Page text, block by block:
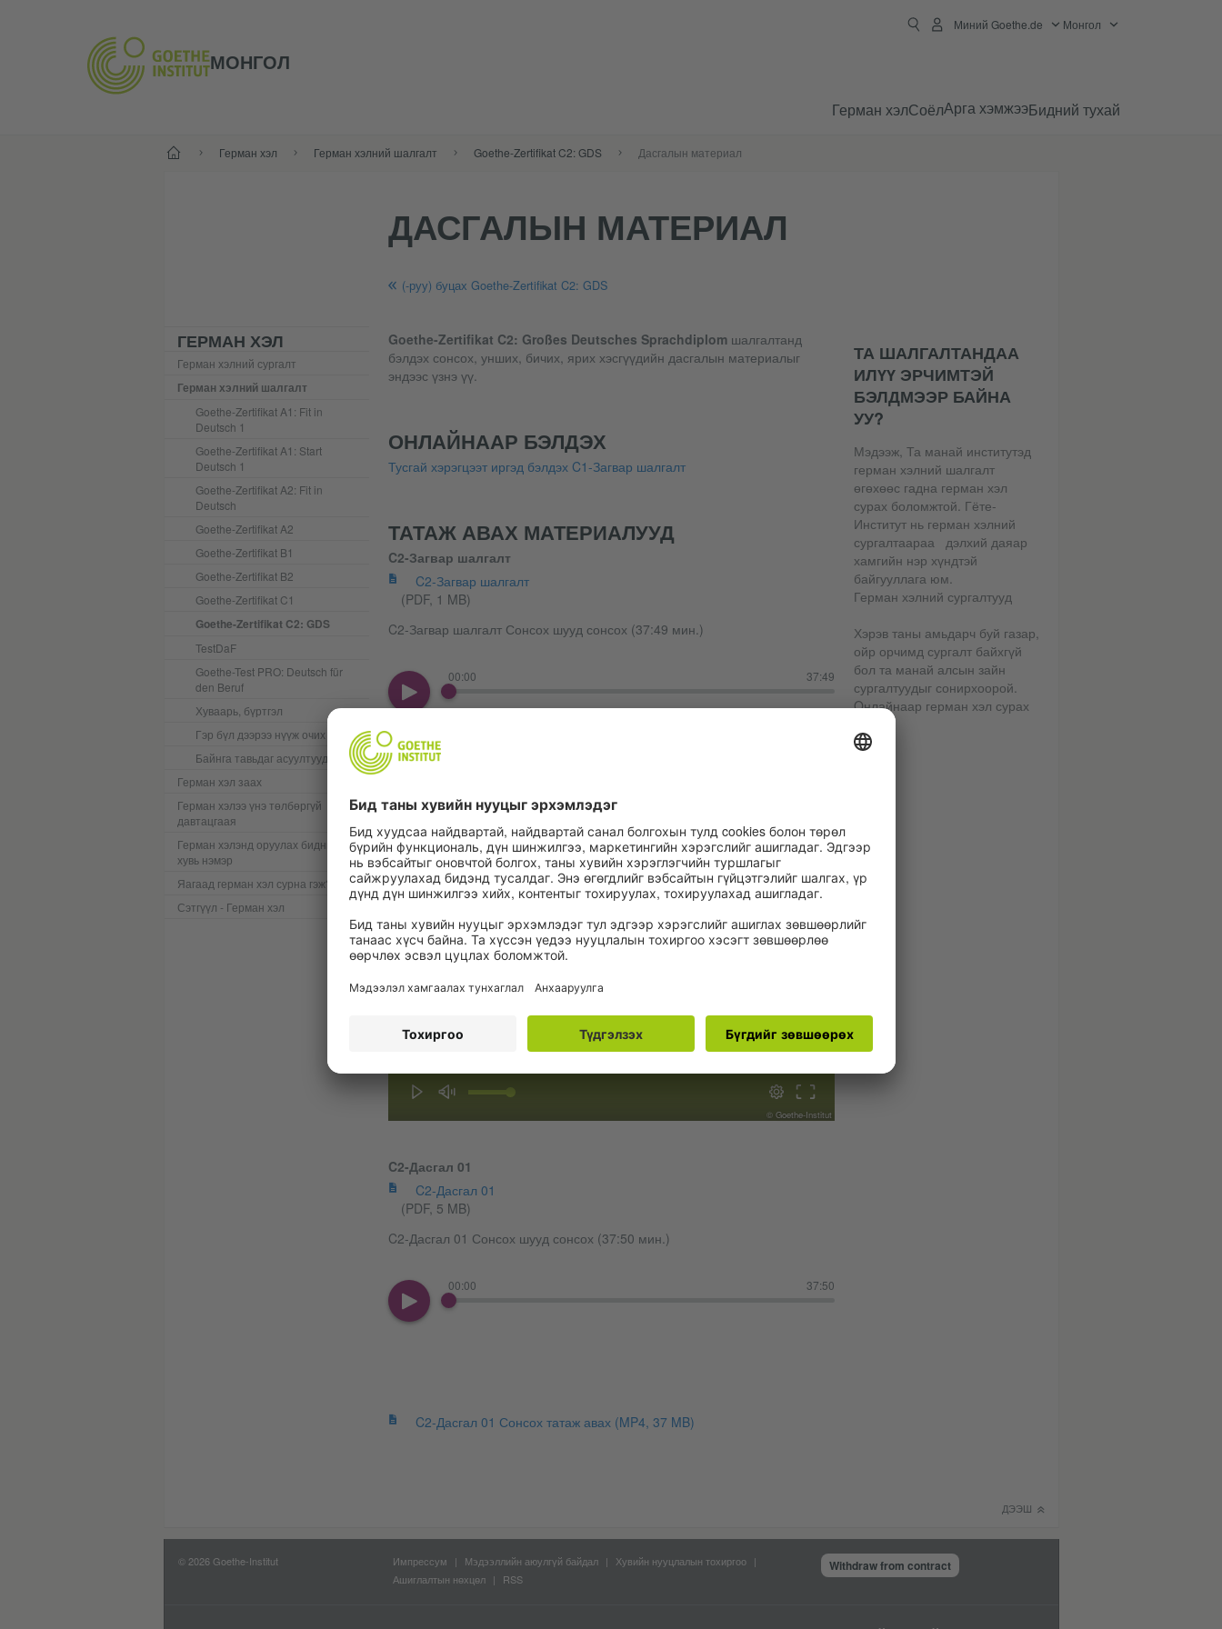
МОНГОЛ
Миний Goethe.de Монгол
Герман хэлСоёлАрга хэмжээБидний тухай
Нүүр хуудасГерман хэл Герман хэлний шалгалт Goethe-Zertifikat C2: GDS Дасгалын материал
ГЕРМАН ХЭЛ
Герман хэлний сургалт
Герман хэлний шалгалт
Goethe-Zertifikat A1: Fit in
Deutsch 1
Goethe-Zertifikat A1: Start
Deutsch 1
Goethe-Zertifikat A2: Fit in
Deutsch
Goethe-Zertifikat A2
Goethe-Zertifikat B1
Goethe-Zertifikat B2
Goethe-Zertifikat C1
Goethe-Zertifikat C2: GDS
TestDaF
Goethe-Test PRO: Deutsch für
den Beruf
Хуваарь, бүртгэл
Гэр бүл дээрээ нүүж очих
Байнга тавьдаг асуултууд
Герман хэл заах
Герман хэлээ үнэ төлбөргүй
давтацгаая
Герман хэлэнд оруулах бидний
хувь нэмэр
Яагаад герман хэл сурна гэж?
Сэтгүүл - Герман хэл
ДАСГАЛЫН МАТЕРИАЛ
(-руу) буцах Goethe-Zertifikat C2: GDS
Goethe-Zertifikat C2: Großes Deutsches Sprachdiplomшалгалтанд
бэлдэх сонсох, унших, бичих, ярих хэсгүүдийн дасгалын материалыг
эндээс үзнэ үү.
ОНЛАЙНААР БЭЛДЭХ
Тусгай хэрэгцээт иргэд бэлдэх C1-Загвар шалгалт
ТАТАЖ АВАХ МАТЕРИАЛУУД
C2-Загвар шалгалт
C2-Загвар шалгалт
(PDF, 1 MB)
C2-Загвар шалгалт Сонсох шууд сонсох (37:49 мин.)
00:00 37:49
C2-Загвар шалгалт Сонсох татаж авах
C2-Загвар шалгалт Ярих шууд үзэх (17:24 мин.)
© Goethe-Institut
C2-Дасгал 01
C2-Дасгал 01
(PDF, 5 MB)
C2-Дасгал 01 Сонсох шууд сонсох (37:50 мин.)
00:00 37:50
C2-Дасгал 01 Сонсох татаж авах (MP4, 37 MB)
ТА ШАЛГАЛТАНДАА
ИЛҮҮ ЭРЧИМТЭЙ
БЭЛДМЭЭР БАЙНА
УУ?
Мэдээж, Та манай институтэд
герман хэлний шалгалт
өгөхөөс гадна герман хэл
сурах боломжтой. Гёте-
Институт нь герман хэлний
сургалтаараа дэлхий даяар
хамгийн нэр хүндтэй
байгууллага юм.
Герман хэлний сургалтууд
Хэрэв таны амьдарч буй газар,
ойр орчимд сургалт байхгүй
бол та манай алсын зайн
сургалтуудыг сонирхоорой.
Oнлайнаар герман хэл сурах
ДЭЭШ
© 2026 Goethe-Institut Импрессум Мэдээллийн аюулгүй байдал
Хувийн нууцлалын тохиргоо
Ашиглалтын нөхцөл
RSS
Withdraw from contract